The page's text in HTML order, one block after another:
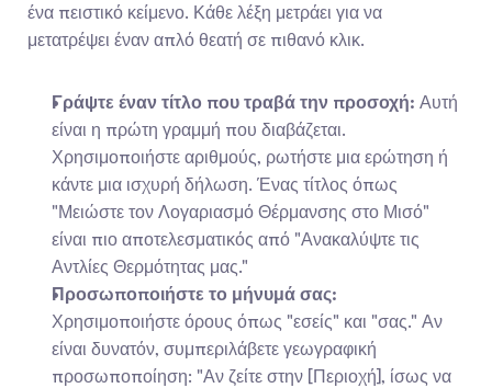
ένα πειστικό κείμενο. Κάθε λέξη μετράει για να
μετατρέψει έναν απλό θεατή σε πιθανό κλικ.
Γράψτε έναν τίτλο που τραβά την προσοχή: Αυτή
είναι η πρώτη γραμμή που διαβάζεται.
Χρησιμοποιήστε αριθμούς, ρωτήστε μια ερώτηση ή
κάντε μια ισχυρή δήλωση. Ένας τίτλος όπως
"Μειώστε τον Λογαριασμό Θέρμανσης στο Μισό"
είναι πιο αποτελεσματικός από "Ανακαλύψτε τις
Αντλίες Θερμότητας μας."
Προσωποποιήστε το μήνυμά σας:
Χρησιμοποιήστε όρους όπως "εσείς" και "σας." Αν
είναι δυνατόν, συμπεριλάβετε γεωγραφική
προσωποποίηση: "Αν ζείτε στην [Περιοχή], ίσως να